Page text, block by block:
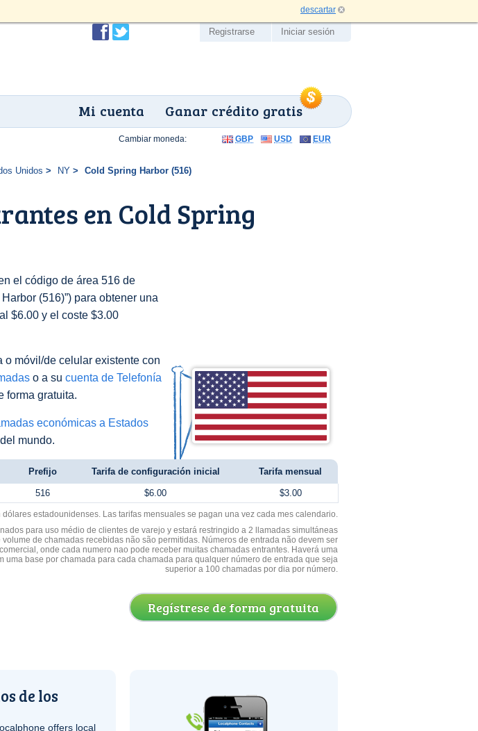
descartar
Ganar crédito gratis
Mi cuenta
Registrarse Iniciar sesión
Unidos NY Cold Spring Harbor (516)
en Cold Spring
el código de área 516 de
(516)”) para obtener una
$6.00 y el coste $3.00
móvil/de celular existente con
o a su cuenta de Telefonía
forma gratuita.
económicas a Estados
mundo.
Cambiar moneda: GBP USD EUR
Prefijo Tarifa de configuración inicial Tarifa mensual
516 $6.00 $3.00
dólares estadounidenses. Las tarifas mensuales se pagan una vez cada mes calendario.
para uso médio de clientes de varejo y estará restringido a 2 llamadas simultáneas
de chamadas recebidas não são permitidas. Números de entrada não devem ser
onde cada numero nao pode receber muitas chamadas entrantes. Haverá uma
uma base por chamada para cada chamada para qualquer número de entrada que seja
superior a 100 chamadas por dia por número.
Regístrese de forma gratuita
de los
offers local